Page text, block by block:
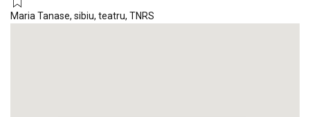
Maria Tanase, sibiu, teatru, TNRS